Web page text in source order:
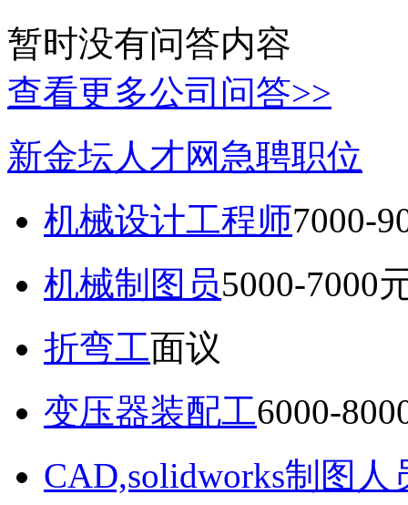
暂时没有问答内容
查看更多公司问答>>
新金坛人才网急聘职位
机械设计工程师7000-
机械制图员5000-7000
折弯工面议
变压器装配工6000-
CAD,solidworks制图人